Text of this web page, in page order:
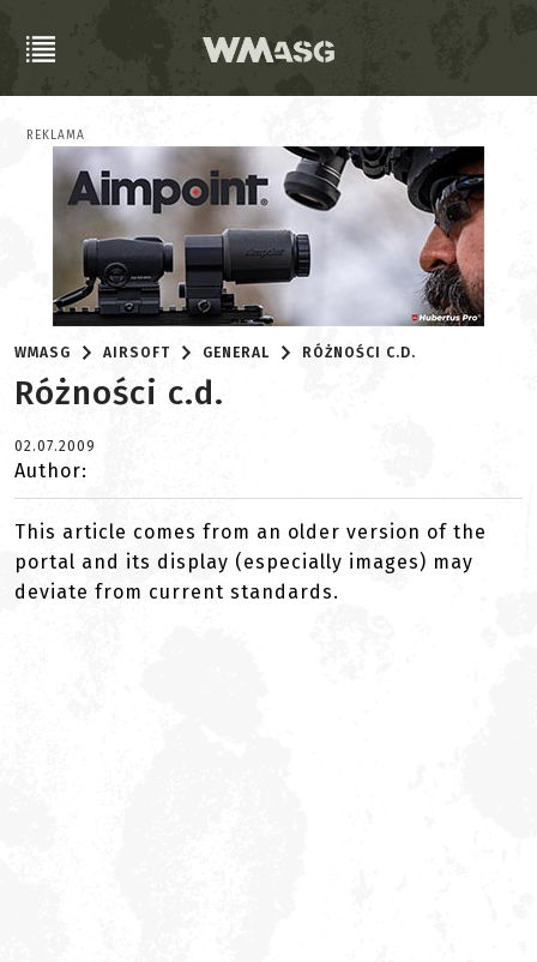
REKLAMA
WMASG AIRSOFT GENERAL RÓŻNOŚCI C.D.
Różności c.d.
02.07.2009
Author:
This article comes from an older version of the
portal and its display (especially images) may
deviate from current standards.